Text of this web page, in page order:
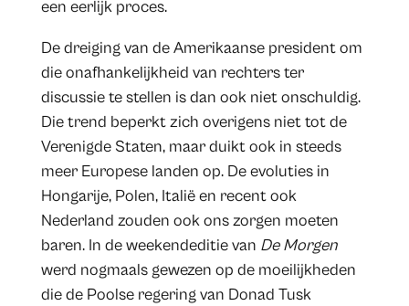
een eerlijk proces.
De dreiging van de Amerikaanse president om
die onafhankelijkheid van rechters ter
discussie te stellen is dan ook niet onschuldig.
Die trend beperkt zich overigens niet tot de
Verenigde Staten, maar duikt ook in steeds
meer Europese landen op. De evoluties in
Hongarije, Polen, Italië en recent ook
Nederland zouden ook ons zorgen moeten
baren. In de weekendeditie van De Morgen
werd nogmaals gewezen op de moeilijkheden
die de Poolse regering van Donad Tusk